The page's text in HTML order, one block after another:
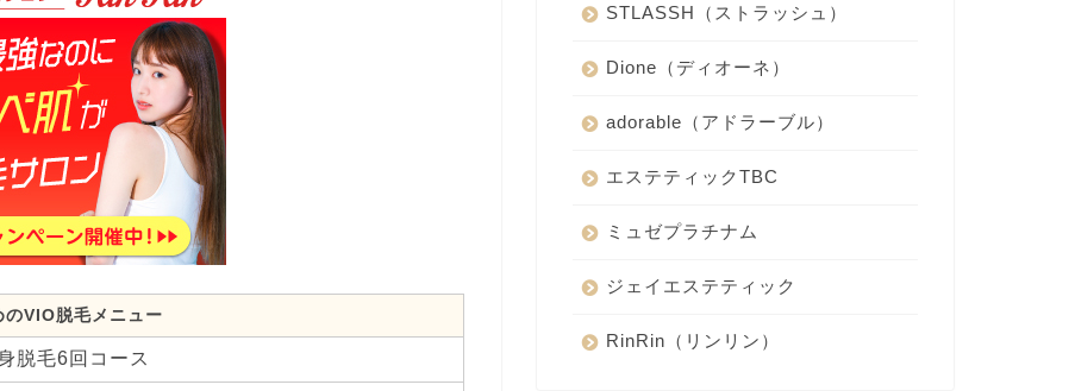
のVIO脱毛メニュー
脱毛6回コース
STLASSH（ストラッシュ）
Dione（ディオーネ）
adorable（アドラーブル）
エステティックTBC
ミュゼプラチナム
ジェイエステティック
RinRin（リンリン）